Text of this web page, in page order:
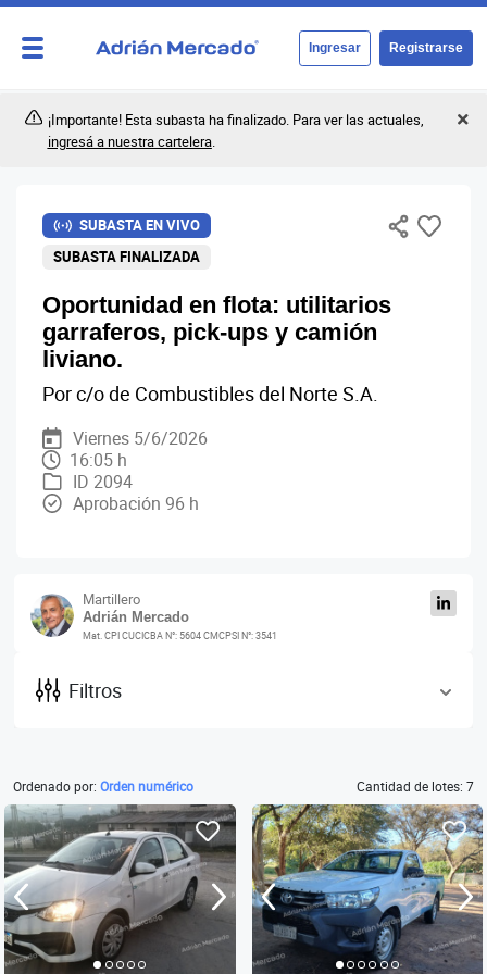
Ingresar Registrarse
¡Importante! Esta subasta ha finalizado. Para ver las actuales,
ingresá a nuestra cartelera.
Oportunidad en flota: utilitarios
garraferos, pick-ups y camión
liviano.
SUBASTA EN VIVO
SUBASTA FINALIZADA
Por c/o de Combustibles del Norte S.A.
Viernes 5/6/2026
16:05 h
ID 2094
Aprobación 96 h
Martillero
Adrián Mercado
Mat. CPI CUCICBA N°: 5604 CMCPSI N°: 3541
Filtros
Ordenado por: Orden numérico Cantidad de lotes: 7